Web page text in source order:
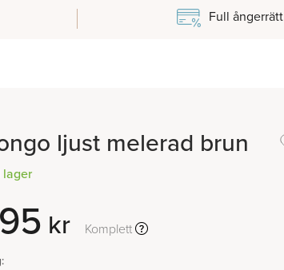
Full ångerrätt
ljust melerad brun
lager
kr Komplett